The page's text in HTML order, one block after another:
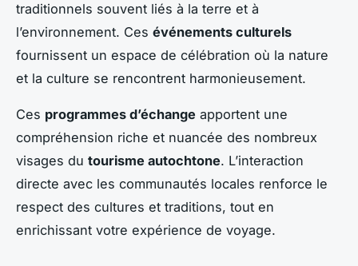
traditionnels souvent liés à la terre et à
l’environnement. Ces événements culturels
fournissent un espace de célébration où la nature
et la culture se rencontrent harmonieusement.
Ces programmes d’échange apportent une
compréhension riche et nuancée des nombreux
visages du tourisme autochtone. L’interaction
directe avec les communautés locales renforce le
respect des cultures et traditions, tout en
enrichissant votre expérience de voyage.